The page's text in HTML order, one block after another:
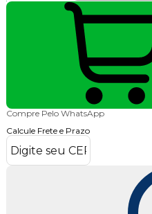
Compre Pelo WhatsApp
Calcule Frete e Prazo